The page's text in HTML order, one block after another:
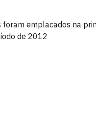
emplacados na
de 2012